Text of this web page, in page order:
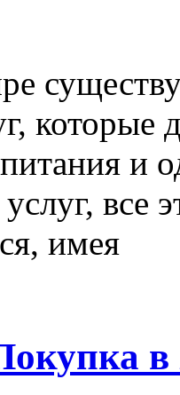
и
имея